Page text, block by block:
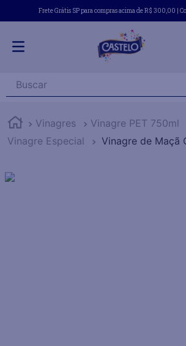
Frete Grátis SP para compras acima de R$ 300,00 |
Buscar
Vinagres
Vinagre PET 750ml
Vinagre Especial
Vinagre de Maçã